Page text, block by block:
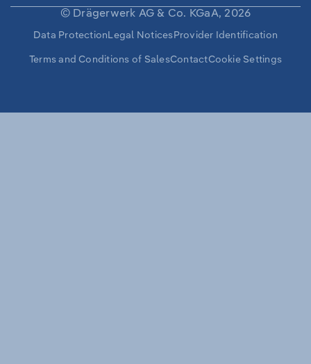
LANGUAGE
© Drägerwerk AG & Co. KGaA, 2026
Secondary
Navigation
Data Protection Legal Notices Provider Identification
Terms and Conditions of SalesContactCookie Settings